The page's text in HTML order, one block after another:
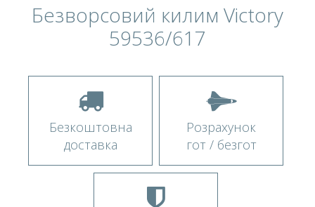
Безворсовий килим Victory
59536/617
Безкоштовна
доставка
Розрахунок
гот / безгот